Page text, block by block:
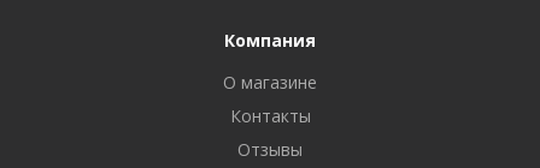
Компания
О магазине
Контакты
Отзывы